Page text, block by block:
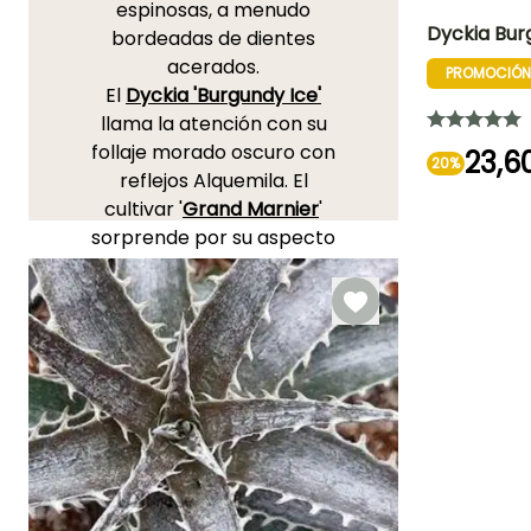
espinosas, a menudo
bordeadas de dientes
acerados.
El Dyckia 'Burgundy Ice'
llama la atención con su
follaje morado oscuro con
reflejos Alquemila. El
cultivar 'Grand Marnier'
sorprende por su aspecto
de estrella de mar
Alquemila.'Pâle Rider'
forma una roseta en tonos
gris lavanda, 'Keswick'
ofrece un follaje verde
brillante, adornado con
márgenes dentados
decorativos. En cuanto al
Dyckia 'Cherry Cola',
seduce por sus intensos
Altura en la
madurez
30 cm
Dyckia
PROMOCIÓN
20%